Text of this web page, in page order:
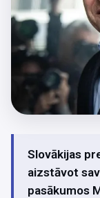
Slovākijas
aizstāvot
pasākumos